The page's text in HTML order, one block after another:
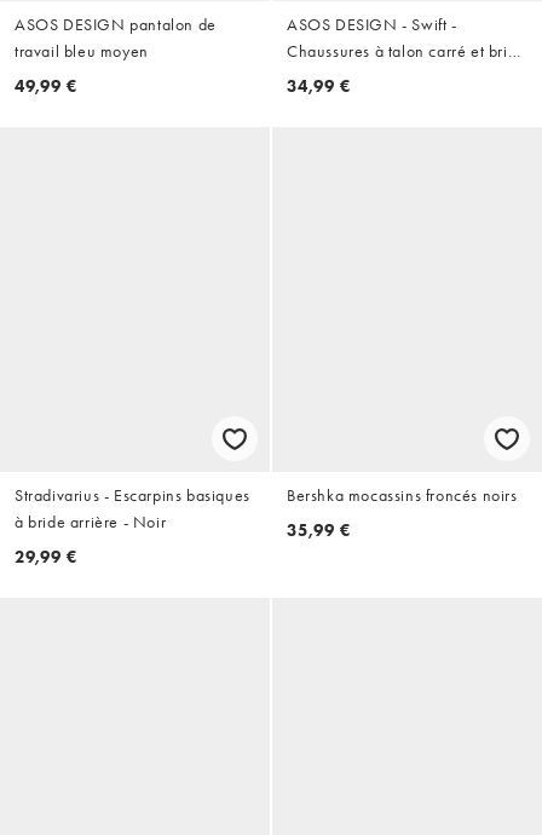
ASOS DESIGN pantalon de
travail bleu moyen
49,99 €
ASOS DESIGN - Swift -
Chaussures à talon carré et bride
arrière en suédine - Noir
34,99 €
Stradivarius - Escarpins basiques
à bride arrière - Noir
29,99 €
Bershka mocassins froncés noirs
35,99 €